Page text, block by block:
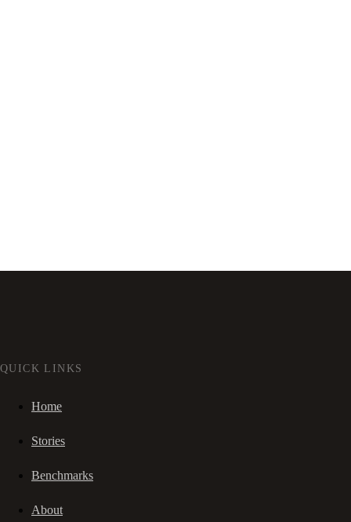
QUICK LINKS
Home
Stories
Benchmarks
About